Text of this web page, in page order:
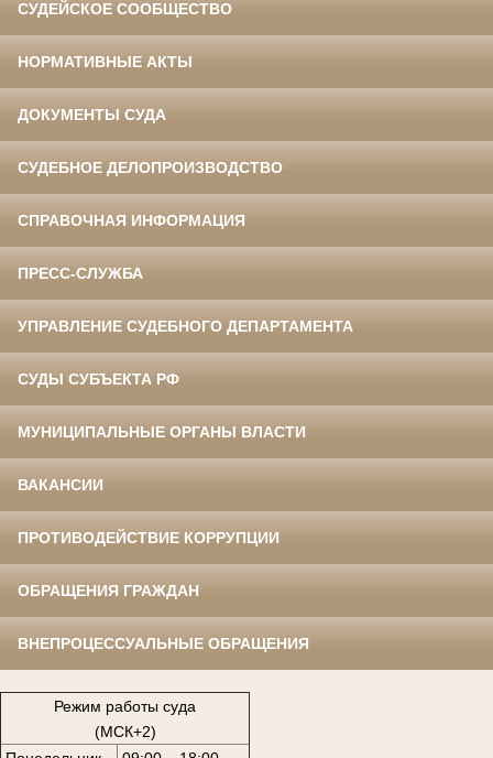
СУДЕЙСКОЕ СООБЩЕСТВО
НОРМАТИВНЫЕ АКТЫ
ДОКУМЕНТЫ СУДА
СУДЕБНОЕ ДЕЛОПРОИЗВОДСТВО
СПРАВОЧНАЯ ИНФОРМАЦИЯ
ПРЕСС-СЛУЖБА
УПРАВЛЕНИЕ СУДЕБНОГО ДЕПАРТАМЕНТА
СУДЫ СУБЪЕКТА РФ
МУНИЦИПАЛЬНЫЕ ОРГАНЫ ВЛАСТИ
ВАКАНСИИ
ПРОТИВОДЕЙСТВИЕ КОРРУПЦИИ
ОБРАЩЕНИЯ ГРАЖДАН
ВНЕПРОЦЕССУАЛЬНЫЕ ОБРАЩЕНИЯ
Режим работы суда
(МСК+2)